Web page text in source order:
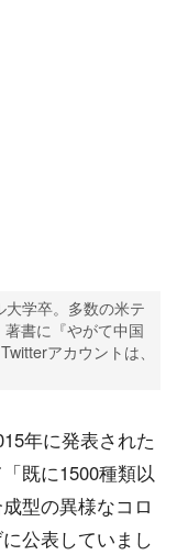
学卒。多数の米テ
書に『やがて中国
アカウントは、
年に発表された
既に1500種類以
型の異様なコロ
公表していまし